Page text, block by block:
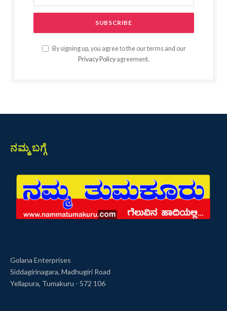
By signing up, you agree to the our terms and our
Privacy Policy agreement.
ನಮ್ಮ ಬಗ್ಗೆ
Golana Enterprises
Siddagirinagara, Madhugiri Road
Yellapura, Tumakuru - 572 106